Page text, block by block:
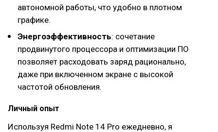
автономной работы, что удобно в плотном
графике.
Энергоэффективность: сочетание
продвинутого процессора и оптимизации ПО
позволяет расходовать заряд рационально,
даже при включенном экране с высокой
частотой обновления.
Личный опыт
Используя Redmi Note 14 Pro ежедневно, я